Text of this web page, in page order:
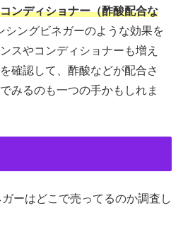
ンディショナー（酢酸配合な
シングビネガーのような効果を
スやコンディショナーも増え
確認して、酢酸などが配合さ
みるのも一つの手かもしれま
ーはどこで売ってるのか調査し